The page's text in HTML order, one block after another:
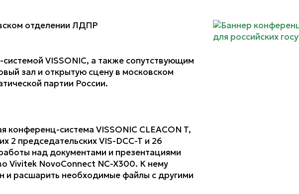
VISSONIC, а также сопутствующим
зал и открытую сцену в московском
партии России.
конференц-система VISSONIC CLEACON T,
2 председательских VIS-DCC-T и 26
над документами и презентациями
Vivitek NovoConnect NC-X300. К нему
и расшарить необходимые файлы с другими